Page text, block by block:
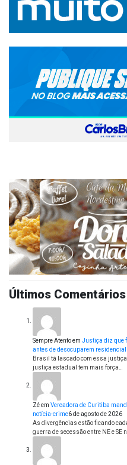
Últimos Comentários
Sempre Atentoem Justiça diz que
antes de desocuparem residencial
Brasil tá lascado com essa
justiça estadual tem mais força…
Zéem Vereadora de Curitiba
notícia-crime6 de agosto de 2026
As divergências estão ficando
guerra de secessão entre NE e SE